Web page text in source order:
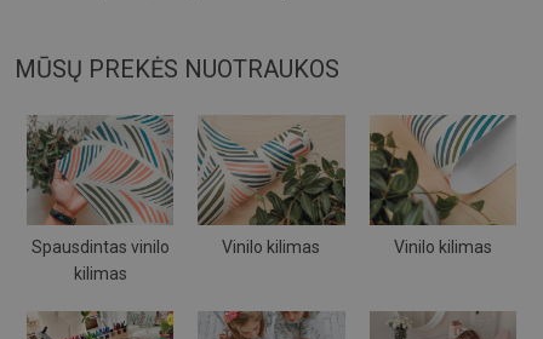
MŪSŲ PREKĖS NUOTRAUKOS
Spausdintas vinilo
kilimas
Vinilo kilimas Vinilo kilimas